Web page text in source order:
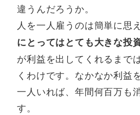
違うんだろうか。
人を一人雇うのは簡単に思
にとってはとても大きな投
が利益を出してくれるまで
くわけです。なかなか利益
一人いれば、年間何百万も
す。